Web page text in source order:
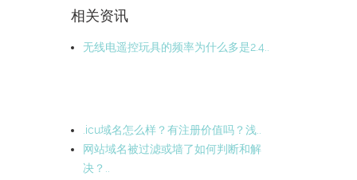
相关资讯
无线电遥控玩具的频率为什么多是2.4..
.icu域名怎么样？有注册价值吗？浅..
网站域名被过滤或墙了如何判断和解
决？..